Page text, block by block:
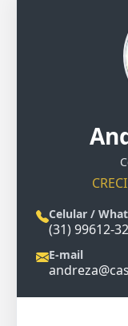
Celular /
(31) 99612-
E-mail